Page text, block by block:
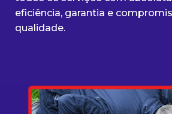
eficiência, garantia e
qualidade.